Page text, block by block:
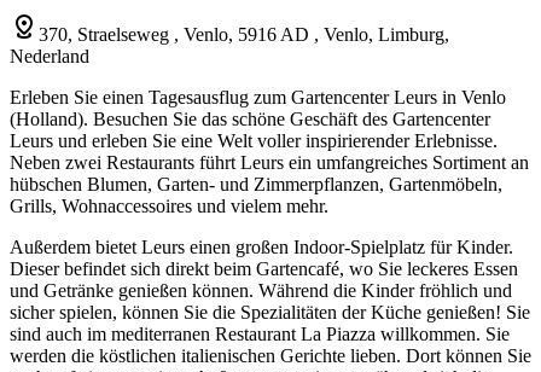
370, Straelseweg , Venlo, 5916 AD , Venlo, Limburg,
Nederland
Erleben Sie einen Tagesausflug zum Gartencenter Leurs in Venlo
(Holland). Besuchen Sie das schöne Geschäft des Gartencenter
Leurs und erleben Sie eine Welt voller inspirierender Erlebnisse.
Neben zwei Restaurants führt Leurs ein umfangreiches Sortiment an
hübschen Blumen, Garten- und Zimmerpflanzen, Gartenmöbeln,
Grills, Wohnaccessoires und vielem mehr.
Außerdem bietet Leurs einen großen Indoor-Spielplatz für Kinder.
Dieser befindet sich direkt beim Gartencafé, wo Sie leckeres Essen
und Getränke genießen können. Während die Kinder fröhlich und
sicher spielen, können Sie die Spezialitäten der Küche genießen! Sie
sind auch im mediterranen Restaurant La Piazza willkommen. Sie
werden die köstlichen italienischen Gerichte lieben. Dort können Sie